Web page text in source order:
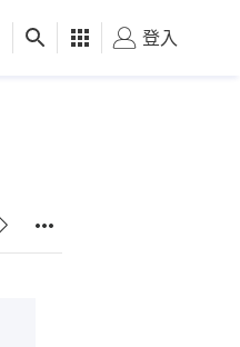
健康 好食玩飛
登入